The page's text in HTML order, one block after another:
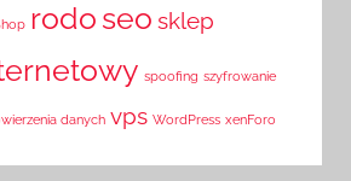
rodo seo sklep
spoofing szyfrowanie
danych vps WordPress xenForo